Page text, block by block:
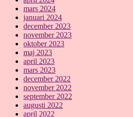
mars 2024
januari 2024
december 2023
november 2023
oktober 2023
maj 2023
april 2023
mars 2023
december 2022
november 2022
september 2022
augusti 2022
april 2022